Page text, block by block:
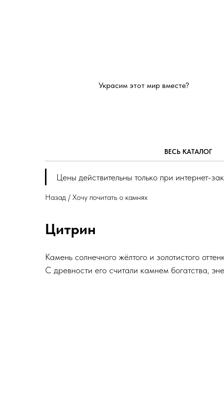
Украсим этот мир вместе?
ВЕСЬ КАТАЛОГ
Цены действительны только при интернет-
Назад / Хочу почитать о камнях
Цитрин
Камень солнечного жёлтого и золотистого
С древности его считали камнем богатства,